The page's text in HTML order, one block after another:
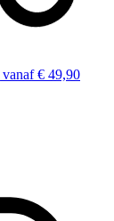
vanaf € 49,90